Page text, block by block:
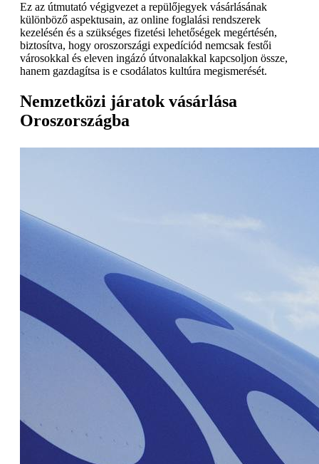
Ez az útmutató végigvezet a repülőjegyek vásárlásának
különböző aspektusain, az online foglalási rendszerek
kezelésén és a szükséges fizetési lehetőségek megértésén,
biztosítva, hogy oroszországi expedíciód nemcsak festői
városokkal és eleven ingázó útvonalakkal kapcsoljon össze,
hanem gazdagítsa is e csodálatos kultúra megismerését.
Nemzetközi járatok vásárlása
Oroszországba